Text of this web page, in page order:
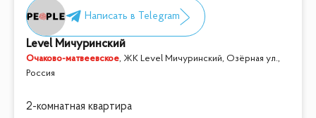
Level Мичуринский
Очаково-матвеевское, ЖК Level Мичуринский, Озёрная ул.,
Россия
2-комнатная квартира